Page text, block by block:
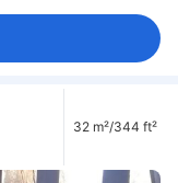
32 m²/344 ft²